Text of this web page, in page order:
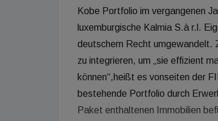
Kobe Portfolio im vergangenen
luxemburgische Kalmia S.à r.l.
deutschem Recht umgewandelt.
zu integrieren, um „sie effizient
können“,heißt es vonseiten der
bestehende Portfolio durch
Paket enthaltenen Immobilien